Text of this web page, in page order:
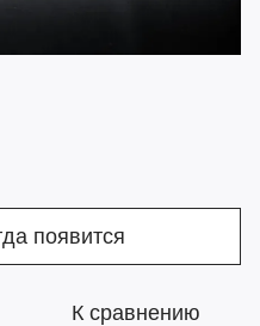
появится
К сравнению